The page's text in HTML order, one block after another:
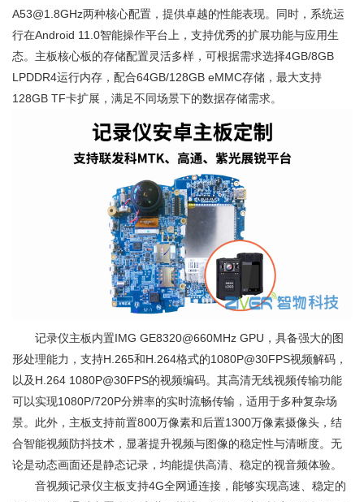
A53@1.8GHz两种核心配置，提供卓越的性能表现。同时，系统运
行在Android 11.0智能操作平台上，支持优秀的扩展功能与应用生
态。主板核心板的存储配置灵活多样，可根据需求选择4GB/8GB
LPDDR4运行内存，配合64GB/128GB eMMC存储，最大支持
128GB TF卡扩展，满足不同场景下的数据存储需求。
记录仪主板内置IMG GE8320@660MHz GPU，具备强大的图
形处理能力，支持H.265和H.264格式的1080P@30FPS视频解码，
以及H.264 1080P@30FPS的视频编码。其高清无线视频传输功能
可以实现1080P/720P分辨率的实时流畅传输，适用于多种复杂场
景。此外，主板支持前置800万像素和后置1300万像素摄像头，结
合智能视频防抖技术，显著提升视频与图像的稳定性与清晰度。无
论是动态画面还是静态记录，均能提供高清、稳定的视音频体验。
音视频记录仪主板支持4G全网通连接，能够实现高速、稳定的